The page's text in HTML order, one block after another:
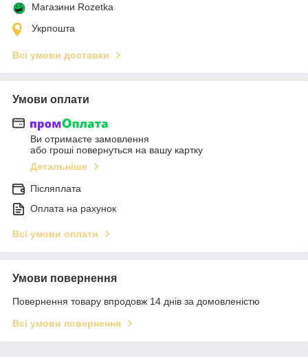
Магазини Rozetka
Укрпошта
Всі умови доставки
Умови оплати
Ви отримаєте замовлення
або гроші повернуться на вашу картку
Детальніше
Післяплата
Оплата на рахунок
Всі умови оплати
Умови повернення
Повернення товару впродовж 14 днів за домовленістю
Всі умови повернення